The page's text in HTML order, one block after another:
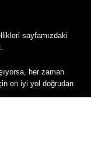
sayfamızdaki
her zaman
en iyi yol doğrudan